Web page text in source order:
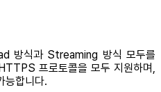
방식과 Streaming 방식 모두를
프로토콜을 모두 지원하며,
능합니다.